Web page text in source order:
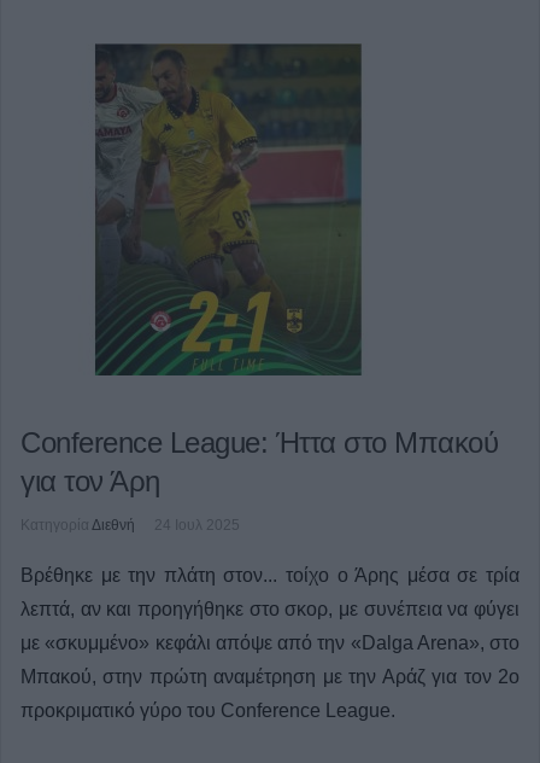
Conference League: Ήττα στο Μπακού
για τον Άρη
Κατηγορία Διεθνή 24 Ιουλ 2025
Βρέθηκε με την πλάτη στον... τοίχο ο Άρης μέσα σε τρία
λεπτά, αν και προηγήθηκε στο σκορ, με συνέπεια να φύγει
με «σκυμμένο» κεφάλι απόψε από την «Dalga Arena», στο
Μπακού, στην πρώτη αναμέτρηση με την Αράζ για τον 2ο
προκριματικό γύρο του Conference League.